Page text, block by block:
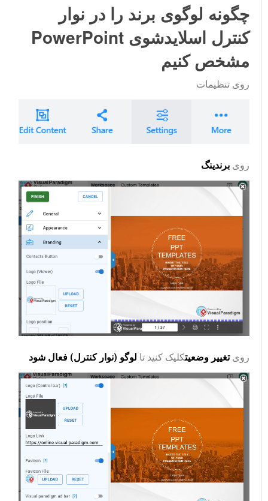
چگونه لوگوی برند را در نوار
کنترل اسلایدشوی PowerPoint
مشخص کنیم
رویتنظیمات
رویبرندینگ
رویتغییر وضعیتکلیک کنید تالوگو (نوار کنترل) فعال شود